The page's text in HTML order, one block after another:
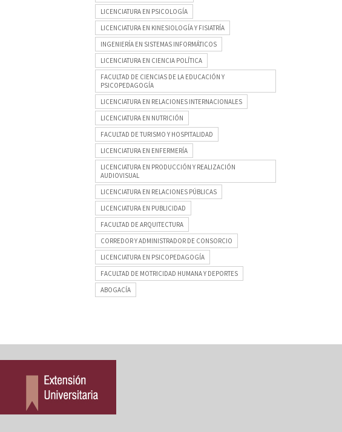
LICENCIATURA EN PSICOLOGÍA
LICENCIATURA EN KINESIOLOGÍA Y FISIATRÍA
INGENIERÍA EN SISTEMAS INFORMÁTICOS
LICENCIATURA EN CIENCIA POLÍTICA
FACULTAD DE CIENCIAS DE LA EDUCACIÓN Y
PSICOPEDAGOGÍA
LICENCIATURA EN RELACIONES INTERNACIONALES
LICENCIATURA EN NUTRICIÓN
FACULTAD DE TURISMO Y HOSPITALIDAD
LICENCIATURA EN ENFERMERÍA
LICENCIATURA EN PRODUCCIÓN Y REALIZACIÓN
AUDIOVISUAL
LICENCIATURA EN RELACIONES PÚBLICAS
LICENCIATURA EN PUBLICIDAD
FACULTAD DE ARQUITECTURA
CORREDOR Y ADMINISTRADOR DE CONSORCIO
LICENCIATURA EN PSICOPEDAGOGÍA
FACULTAD DE MOTRICIDAD HUMANA Y DEPORTES
ABOGACÍA